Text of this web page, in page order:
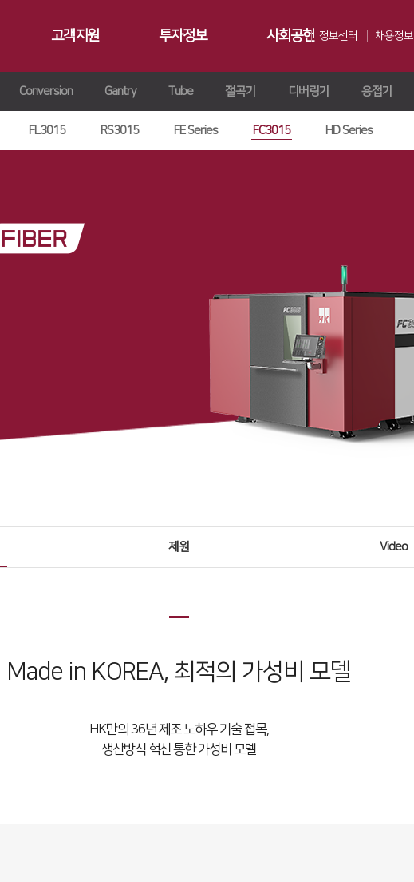
고객지원
트레이닝 ∨
투자정보
IR 자료실
사회공헌
사회공헌활동
정보센터
공지사항
Contact Us
채용정보
인재상
복리후생
FL3015 RS3015 FE Series FC3015 HD Series
Conversion Gantry Tube 절곡기 디버링기 용접기
제원 Video
Made in KOREA, 최적의 가성비 모델
HK만의 36년 제조 노하우 기술 접목,
생산방식 혁신 통한 가성비 모델